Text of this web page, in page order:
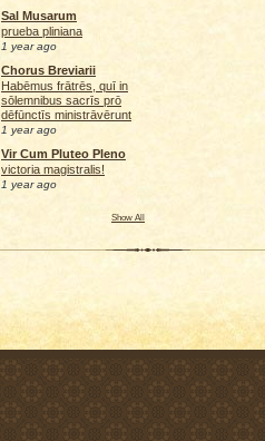
Sal Musarum
prueba pliniana
1 year ago
Chorus Breviarii
Habēmus frātrēs, quī in
sōlemnibus sacrīs prō
dēfūnctīs ministrāvērunt
1 year ago
Vir Cum Pluteo Pleno
victoria magistralis!
1 year ago
Show All